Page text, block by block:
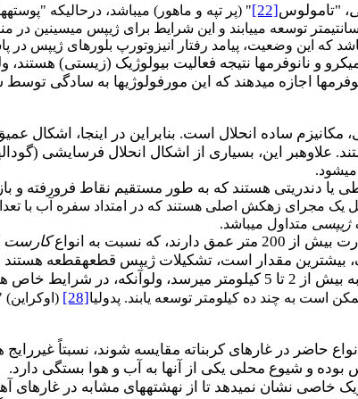
، "تامولوس[22]" (پر تپه و ماهور) می­باشد، درحالیکه
تشکیلات ژیپسی، با مشخصه اندازه بلور یک تا 10 سانتی­متر توسعه می­یابند و این
این وضعیت، پیامد رفتار انیزوتورپ بلورهای ژیپس در
میکرو و نانوفرم­ها نتیجه فعالیت بیولوژیک (زیستی)
اجازه می­دهند که این مورفولوژی­ها به سادگی
مکانیزم ساده انحلال است. بنابراین در اینجا، اشکال
علاوه­بر این، بسیاری از اشکال انحلال فرسایشی
می­شود.
دندریتی هستند که به طور مستقیم نقاط فرورفته و
یک مجرای زهکش اصلی هستند که در امتداد سفره آب با
ژیپسی متداول می­باشد.
نسبت به انواع کارست
مقدار است، تشکیلات ژیپس قطعه­قطعه هستند و
به همین دلیل، طول یک غار ژیپسی به ندرت به بیش از 2 تا 5
است به چند ده کیلومتر توسعه یابند. پدولیا[28]
انواع حاضر در غارهای کربناته مقایسه شوند، نسبتاً
و شیوع محلی یکی از آنها به آب و هوا بستگی دارد.
نشان نمی­دهد تا از نهشته­های مشابه در غارهای